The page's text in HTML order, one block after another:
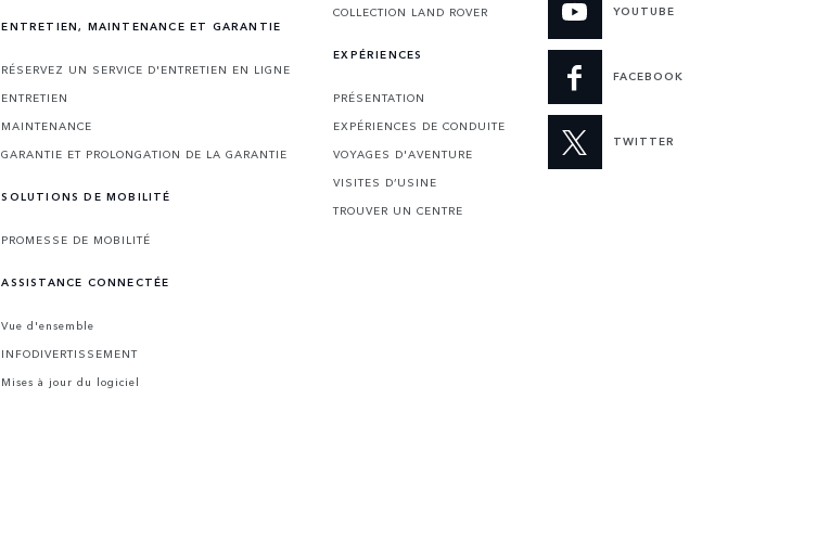
ENTRETIEN, MAINTENANCE ET GARANTIE
RÉSERVEZ UN SERVICE D'ENTRETIEN EN LIGNE
ENTRETIEN
MAINTENANCE
GARANTIE ET PROLONGATION DE LA GARANTIE
SOLUTIONS DE MOBILITÉ
PROMESSE DE MOBILITÉ
ASSISTANCE CONNECTÉE
Vue d'ensemble
INFODIVERTISSEMENT
Mises à jour du logiciel
COLLECTION LAND ROVER
EXPÉRIENCES
PRÉSENTATION
EXPÉRIENCES DE CONDUITE
VOYAGES D'AVENTURE
VISITES D’USINE
TROUVER UN CENTRE
YOUTUBE
FACEBOOK
TWITTER